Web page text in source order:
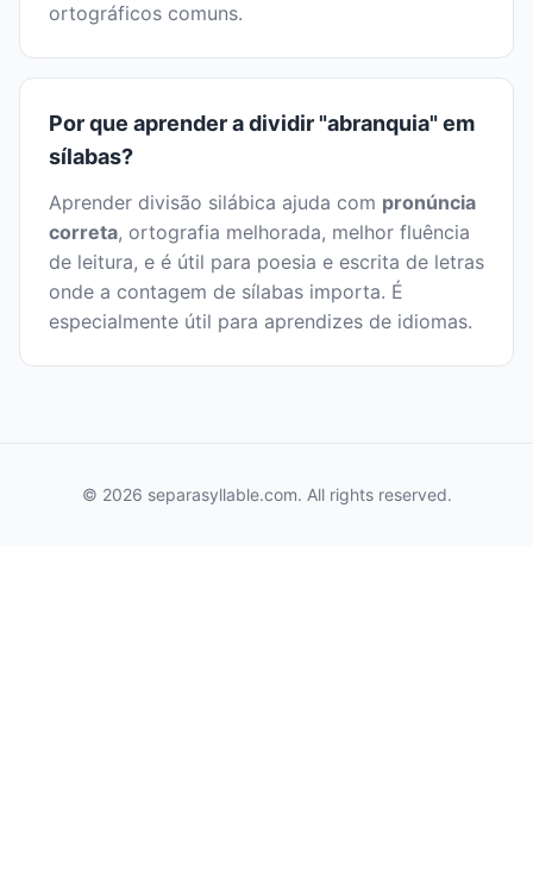
ortográficos comuns.
Por que aprender a dividir "abranquia" em
sílabas?
Aprender divisão silábica ajuda com pronúncia
correta, ortografia melhorada, melhor fluência
de leitura, e é útil para poesia e escrita de letras
onde a contagem de sílabas importa. É
especialmente útil para aprendizes de idiomas.
© 2026 separasyllable.com. All rights reserved.